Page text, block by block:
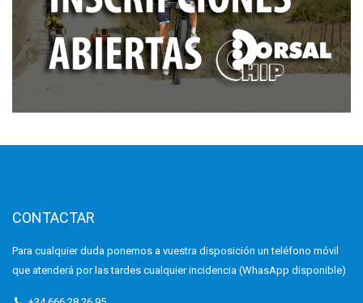
CONTACTAR
Para cualquier duda ponemos a vuestra disposición un teléfono móvil
que atenderá por las tardes cualquier incidencia (WhasApp disponible)